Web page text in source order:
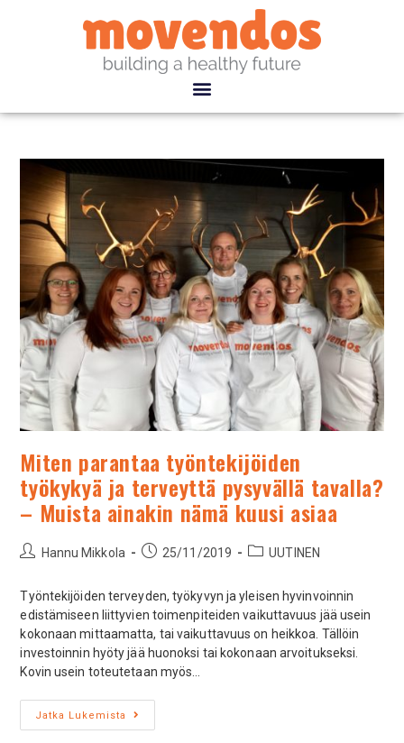
Miten parantaa työntekijöiden
työkykyä ja terveyttä pysyvällä tavalla?
– Muista ainakin nämä kuusi asiaa
Hannu Mikkola 25/11/2019 UUTINEN
Työnteki­jöiden terveyden, työkyvyn ja yleisen hyvinvoinnin
edistämi­seen liittyvien toimenpiteiden vaikuttavuus jää usein
kokonaan mittaamatta, tai vaikuttavuus on heikkoa. Tällöin
investoinnin hyöty jää huonoksi tai kokonaan arvoitukseksi.
Kovin usein toteutetaan myös…
Jatka Lukemista